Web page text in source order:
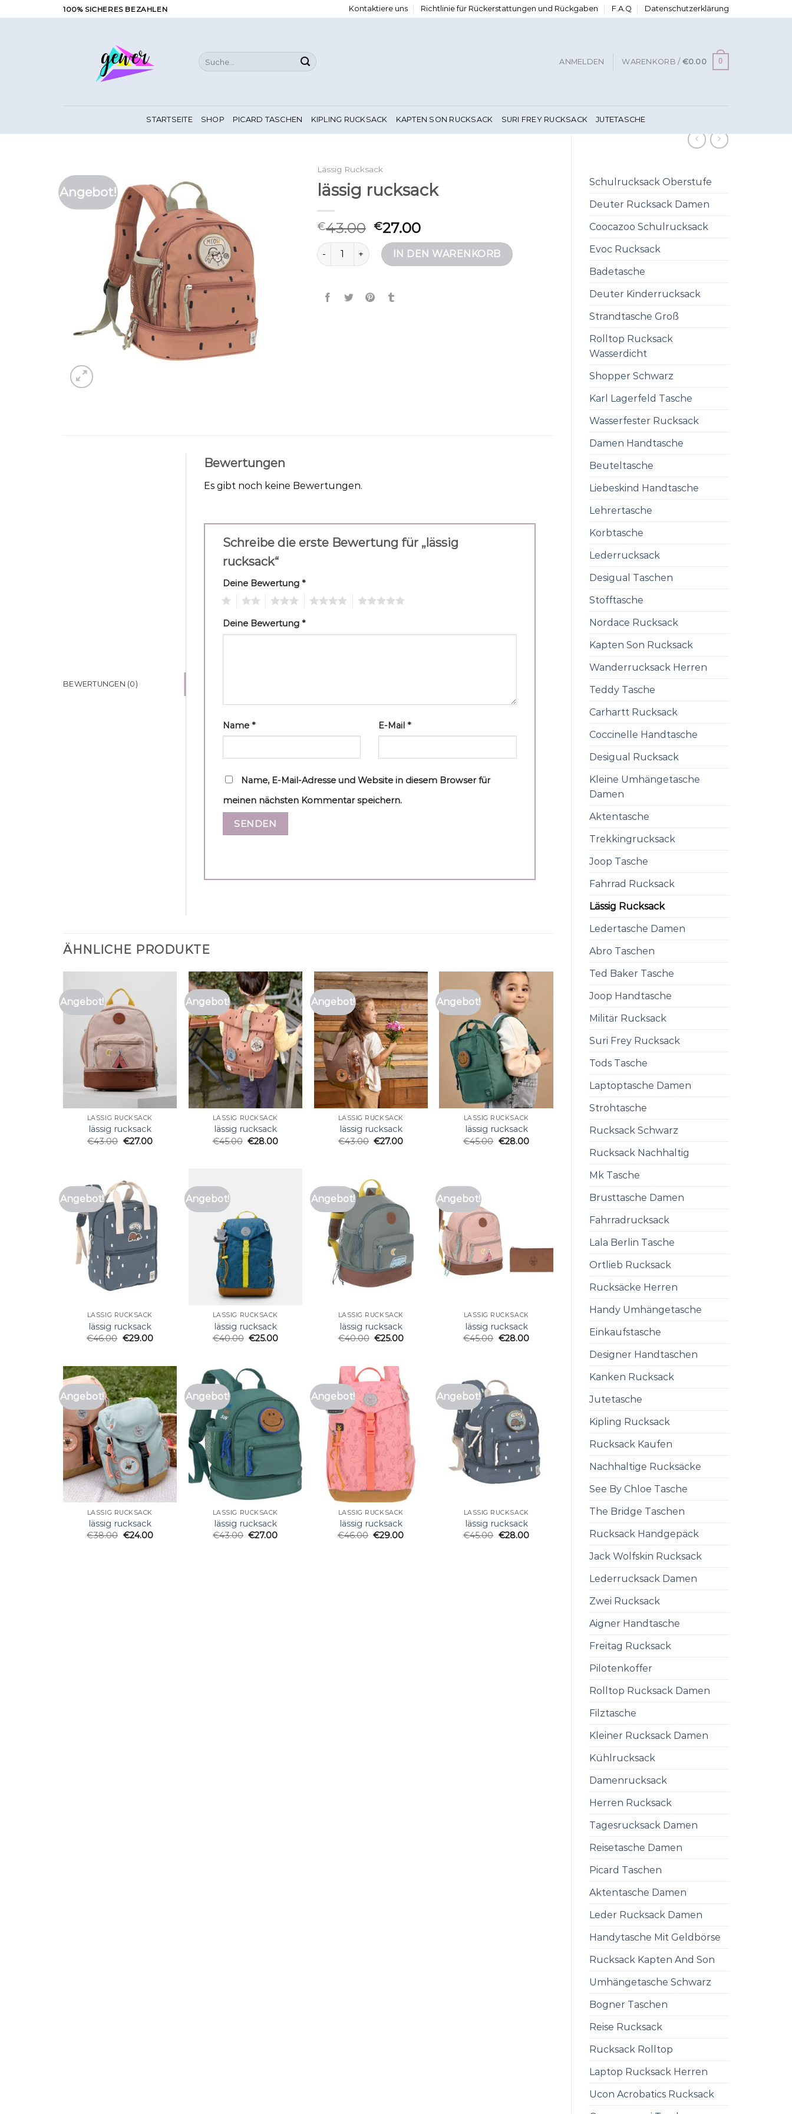
Inhalt
100% SICHERES BEZAHLEN Kontaktiere uns Richtlinie für Rückerstattungen und Rückgaben F.A.Q Datenschutzerklärung
Suche
nach:
ANMELDEN WARENKORB / €0.00 0
STARTSEITE SHOP PICARD TASCHEN KIPLING RUCKSACK KAPTEN SON RUCKSACK SURI FREY RUCKSACK JUTETASCHE
Schulrucksack Oberstufe
Deuter Rucksack Damen
Coocazoo Schulrucksack
Evoc Rucksack
Badetasche
Deuter Kinderrucksack
Strandtasche Groß
Rolltop Rucksack
Wasserdicht
Shopper Schwarz
Karl Lagerfeld Tasche
Wasserfester Rucksack
Damen Handtasche
Beuteltasche
Liebeskind Handtasche
Lehrertasche
Korbtasche
Lederrucksack
Desigual Taschen
Stofftasche
Nordace Rucksack
Kapten Son Rucksack
Wanderrucksack Herren
Teddy Tasche
Carhartt Rucksack
Coccinelle Handtasche
Desigual Rucksack
Kleine Umhängetasche
Damen
Aktentasche
Trekkingrucksack
Joop Tasche
Fahrrad Rucksack
Lässig Rucksack
Ledertasche Damen
Abro Taschen
Ted Baker Tasche
Joop Handtasche
Militär Rucksack
Suri Frey Rucksack
Tods Tasche
Laptoptasche Damen
Strohtasche
Rucksack Schwarz
Rucksack Nachhaltig
Mk Tasche
Brusttasche Damen
Fahrradrucksack
Lala Berlin Tasche
Ortlieb Rucksack
Rucksäcke Herren
Handy Umhängetasche
Einkaufstasche
Designer Handtaschen
Kanken Rucksack
Jutetasche
Kipling Rucksack
Rucksack Kaufen
Nachhaltige Rucksäcke
See By Chloe Tasche
The Bridge Taschen
Rucksack Handgepäck
Jack Wolfskin Rucksack
Lederrucksack Damen
Zwei Rucksack
Aigner Handtasche
Freitag Rucksack
Pilotenkoffer
Rolltop Rucksack Damen
Filztasche
Kleiner Rucksack Damen
Kühlrucksack
Damenrucksack
Herren Rucksack
Tagesrucksack Damen
Reisetasche Damen
Picard Taschen
Aktentasche Damen
Leder Rucksack Damen
Handytasche Mit Geldbörse
Rucksack Kapten And Son
Umhängetasche Schwarz
Bogner Taschen
Reise Rucksack
Rucksack Rolltop
Laptop Rucksack Herren
Ucon Acrobatics Rucksack
Angebot!
Lässig Rucksack
lässig rucksack
€43.00 €27.00
lässig rucksack MengeIN DEN WARENKORB
BEWERTUNGEN (0)
Bewertungen
Es gibt noch keine Bewertungen.
Schreibe die erste Bewertung für „lässig
rucksack“
Deine Bewertung *
Deine Bewertung *
Name * E-Mail*
Name, E-Mail-Adresse und Website in diesem Browser für
meinen nächsten Kommentar speichern.
ÄHNLICHE PRODUKTE
Angebot!
LÄSSIG RUCKSACK
lässig rucksack
€43.00 €27.00
Angebot!
LÄSSIG RUCKSACK
lässig rucksack
€45.00 €28.00
Angebot!
LÄSSIG RUCKSACK
lässig rucksack
€43.00 €27.00
Angebot!
LÄSSIG RUCKSACK
lässig rucksack
€45.00 €28.00
Angebot!
LÄSSIG RUCKSACK
lässig rucksack
€46.00 €29.00
Angebot!
LÄSSIG RUCKSACK
lässig rucksack
€40.00 €25.00
Angebot!
LÄSSIG RUCKSACK
lässig rucksack
€40.00 €25.00
Angebot!
LÄSSIG RUCKSACK
lässig rucksack
€45.00 €28.00
Angebot!
LÄSSIG RUCKSACK
lässig rucksack
€38.00 €24.00
Angebot!
LÄSSIG RUCKSACK
lässig rucksack
€43.00 €27.00
Angebot!
LÄSSIG RUCKSACK
lässig rucksack
€46.00 €29.00
Angebot!
LÄSSIG RUCKSACK
lässig rucksack
€45.00 €28.00